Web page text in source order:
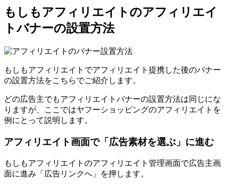
もしもアフィリエイトのアフィリエイ
トバナーの設置方法
もしもアフィリエイトでアフィリエイト提携した後のバナー
の設置方法をこちらでご紹介します。
どの広告主でもアフィリエイトバナーの設置方法は同じにな
りますが、ここではヤフーショッピングのアフィリエイトを
例にとって説明します。
アフィリエイト画面で「広告素材を選ぶ」に進む
もしもアフィリエイトのアフィリエイト管理画面で広告主画
面に進み「広告リンクへ」を押します。